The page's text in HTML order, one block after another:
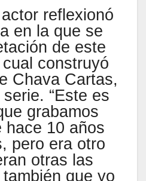
reflexionó
en la que se
de este
construyó
Chava Cartas,
“Este es
grabamos
hace 10 años
pero era otro
otras las
que yo